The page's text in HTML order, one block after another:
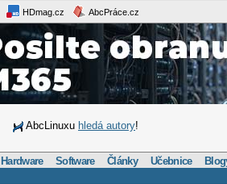
HDmag.cz AbcPráce.cz
AbcLinuxu hledá autory!
Hardware Software Články Učebnice